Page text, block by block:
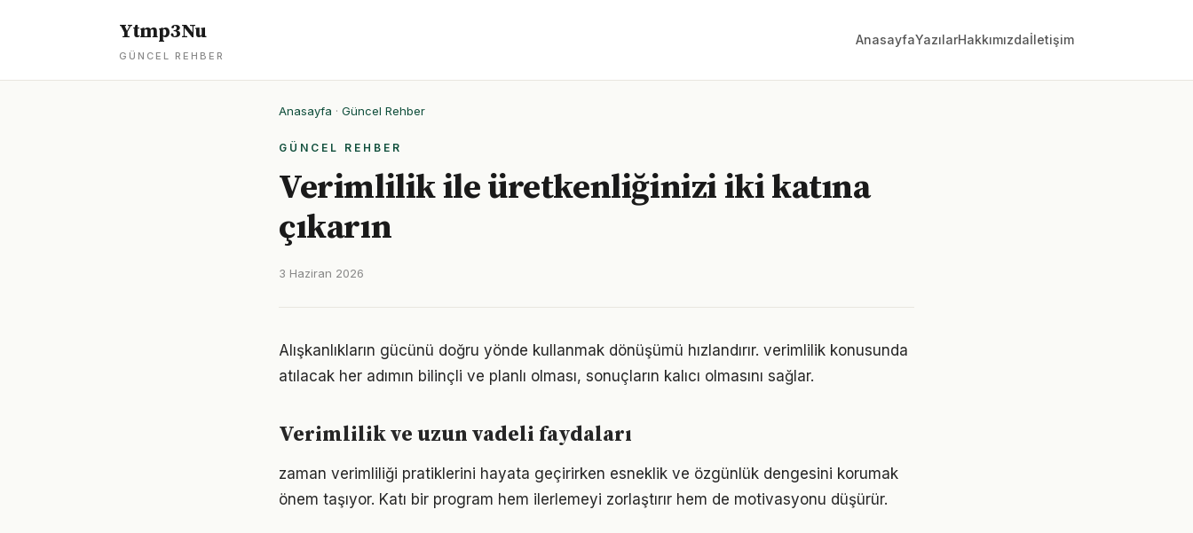
Ytmp3Nu
GÜNCEL REHBER
AnasayfaYazılarHakkımızdaİletişim
Anasayfa · Güncel Rehber
GÜNCEL REHBER
Verimlilik ile üretkenliğinizi iki katına
çıkarın
3 Haziran 2026
Alışkanlıkların gücünü doğru yönde kullanmak dönüşümü hızlandırır. verimlilik konusunda
atılacak her adımın bilinçli ve planlı olması, sonuçların kalıcı olmasını sağlar.
Verimlilik ve uzun vadeli faydaları
zaman verimliliği pratiklerini hayata geçirirken esneklik ve özgünlük dengesini korumak
önem taşıyor. Katı bir program hem ilerlemeyi zorlaştırır hem de motivasyonu düşürür.